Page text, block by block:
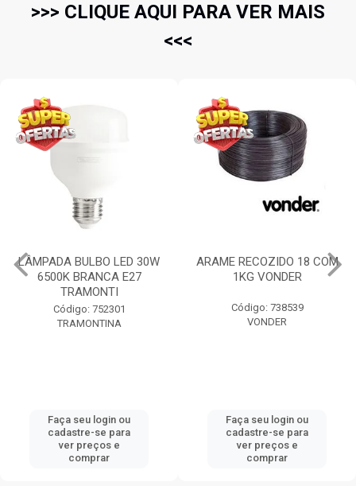
>>> CLIQUE AQUI PARA VER MAIS
<<<
LÂMPADA BULBO LED 30W
6500K BRANCA E27
TRAMONTI
Código: 752301
TRAMONTINA
Faça seu login ou
cadastre-se para
ver preços e
comprar
ARAME RECOZIDO 18 COM
1KG VONDER
Código: 738539
VONDER
Faça seu login ou
cadastre-se para
ver preços e
comprar